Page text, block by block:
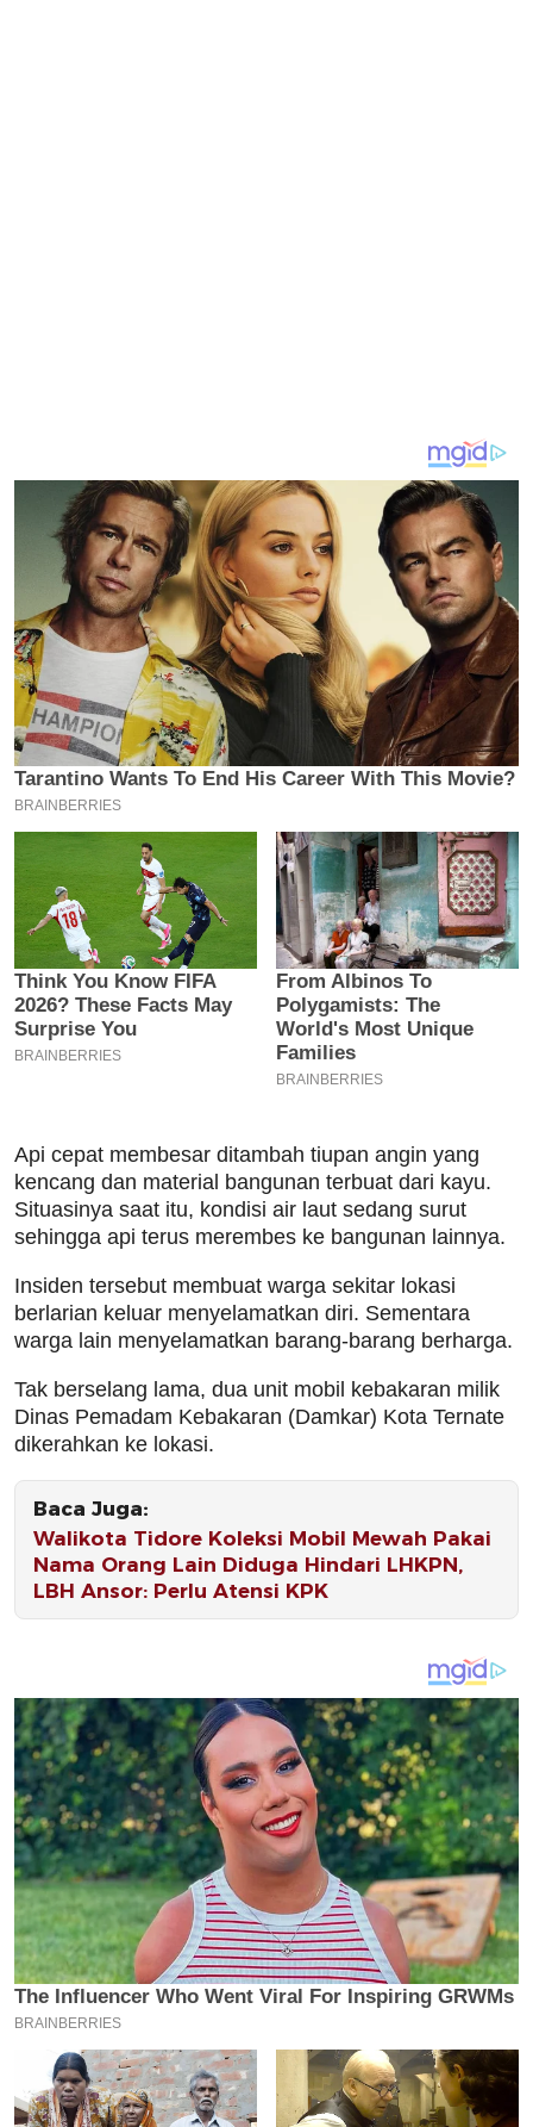
Api cepat membesar ditambah tiupan angin yang
kencang dan material bangunan terbuat dari kayu.
Situasinya saat itu, kondisi air laut sedang surut
sehingga api terus merembes ke bangunan lainnya.
Insiden tersebut membuat warga sekitar lokasi
berlarian keluar menyelamatkan diri. Sementara
warga lain menyelamatkan barang-barang berharga.
Tak berselang lama, dua unit mobil kebakaran milik
Dinas Pemadam Kebakaran (Damkar) Kota Ternate
dikerahkan ke lokasi.
Baca Juga:
Walikota Tidore Koleksi Mobil Mewah Pakai
Nama Orang Lain Diduga Hindari LHKPN,
LBH Ansor: Perlu Atensi KPK